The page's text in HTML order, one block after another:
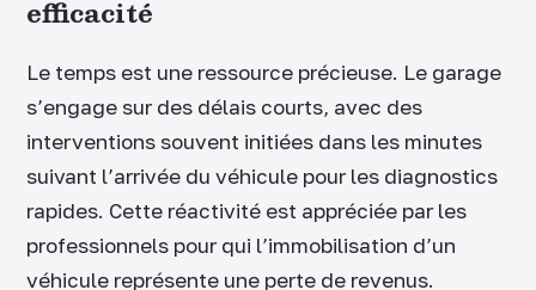
efficacité
Le temps est une ressource précieuse. Le garage
s’engage sur des délais courts, avec des
interventions souvent initiées dans les minutes
suivant l’arrivée du véhicule pour les diagnostics
rapides. Cette réactivité est appréciée par les
professionnels pour qui l’immobilisation d’un
véhicule représente une perte de revenus.